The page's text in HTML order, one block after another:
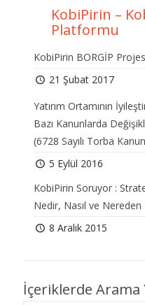
KobiPirin –
Platformu
KobiPirin BORGİP
21 Şubat 2017
Yatırım Ortamının
Bazı Kanunlarda
(6728 Sayılı Torba
5 Eylül 2016
KobiPirin Soruyor :
Nedir, Nasıl ve Nereden
8 Aralık 2015
İçeriklerde Arama